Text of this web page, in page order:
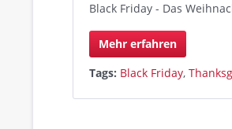
Black Friday - Das
Mehr erfahren
Tags: Black Friday,